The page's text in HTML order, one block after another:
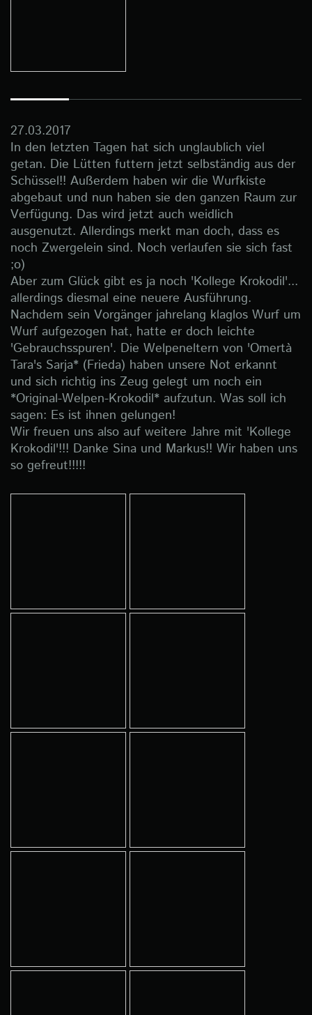
27.03.2017
In den letzten Tagen hat sich unglaublich viel
getan. Die Lütten futtern jetzt selbständig aus der
Schüssel!! Außerdem haben wir die Wurfkiste
abgebaut und nun haben sie den ganzen Raum zur
Verfügung. Das wird jetzt auch weidlich
ausgenutzt. Allerdings merkt man doch, dass es
noch Zwergelein sind. Noch verlaufen sie sich fast
;o)
Aber zum Glück gibt es ja noch 'Kollege Krokodil'...
allerdings diesmal eine neuere Ausführung.
Nachdem sein Vorgänger jahrelang klaglos Wurf um
Wurf aufgezogen hat, hatte er doch leichte
'Gebrauchsspuren'. Die Welpeneltern von 'Omertà
Tara's Sarja* (Frieda) haben unsere Not erkannt
und sich richtig ins Zeug gelegt um noch ein
*Original-Welpen-Krokodil* aufzutun. Was soll ich
sagen: Es ist ihnen gelungen!
Wir freuen uns also auf weitere Jahre mit 'Kollege
Krokodil'!!! Danke Sina und Markus!! Wir haben uns
so gefreut!!!!!